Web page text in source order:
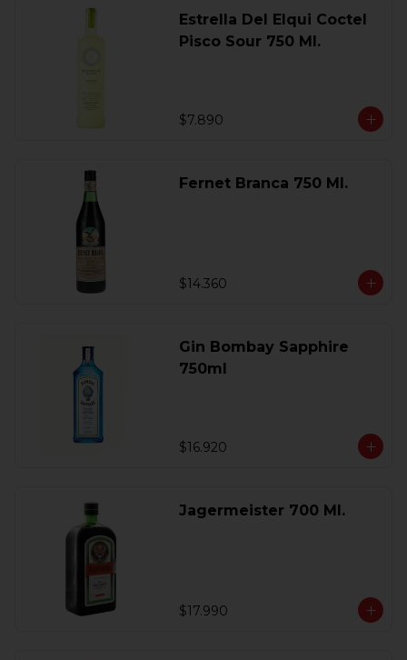
Estrella Del Elqui Coctel
Pisco Sour 750 Ml.
$7.890
Fernet Branca 750 Ml.
$14.360
Gin Bombay Sapphire
750ml
$16.920
Jagermeister 700 Ml.
$17.990